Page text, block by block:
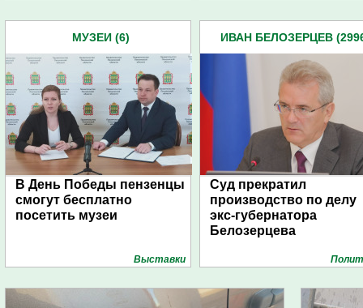
МУЗЕИ (6)
В День Победы пензенцы
смогут бесплатно
посетить музеи
Выставки
ИВАН БЕЛОЗЕРЦЕВ
Суд прекратил
производство по делу
экс-губернатора
Белозерцева